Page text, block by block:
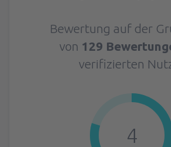
Bewertung auf der
von 129
verifizierten
4